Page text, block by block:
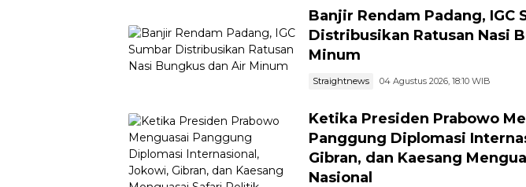
Banjir Rendam Padang, IGC
Distribusikan Ratusan Nasi
Minum
Straightnews 04 Agustus 2026, 18:10 WIB
Ketika Presiden Prabowo
Panggung Diplomasi
Gibran, dan Kaesang
Nasional